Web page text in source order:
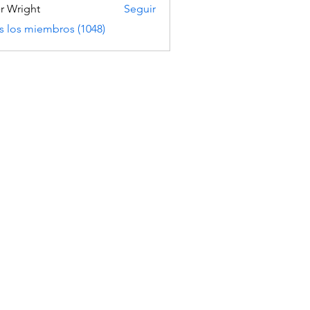
Wright
Seguir
los miembros (1048)